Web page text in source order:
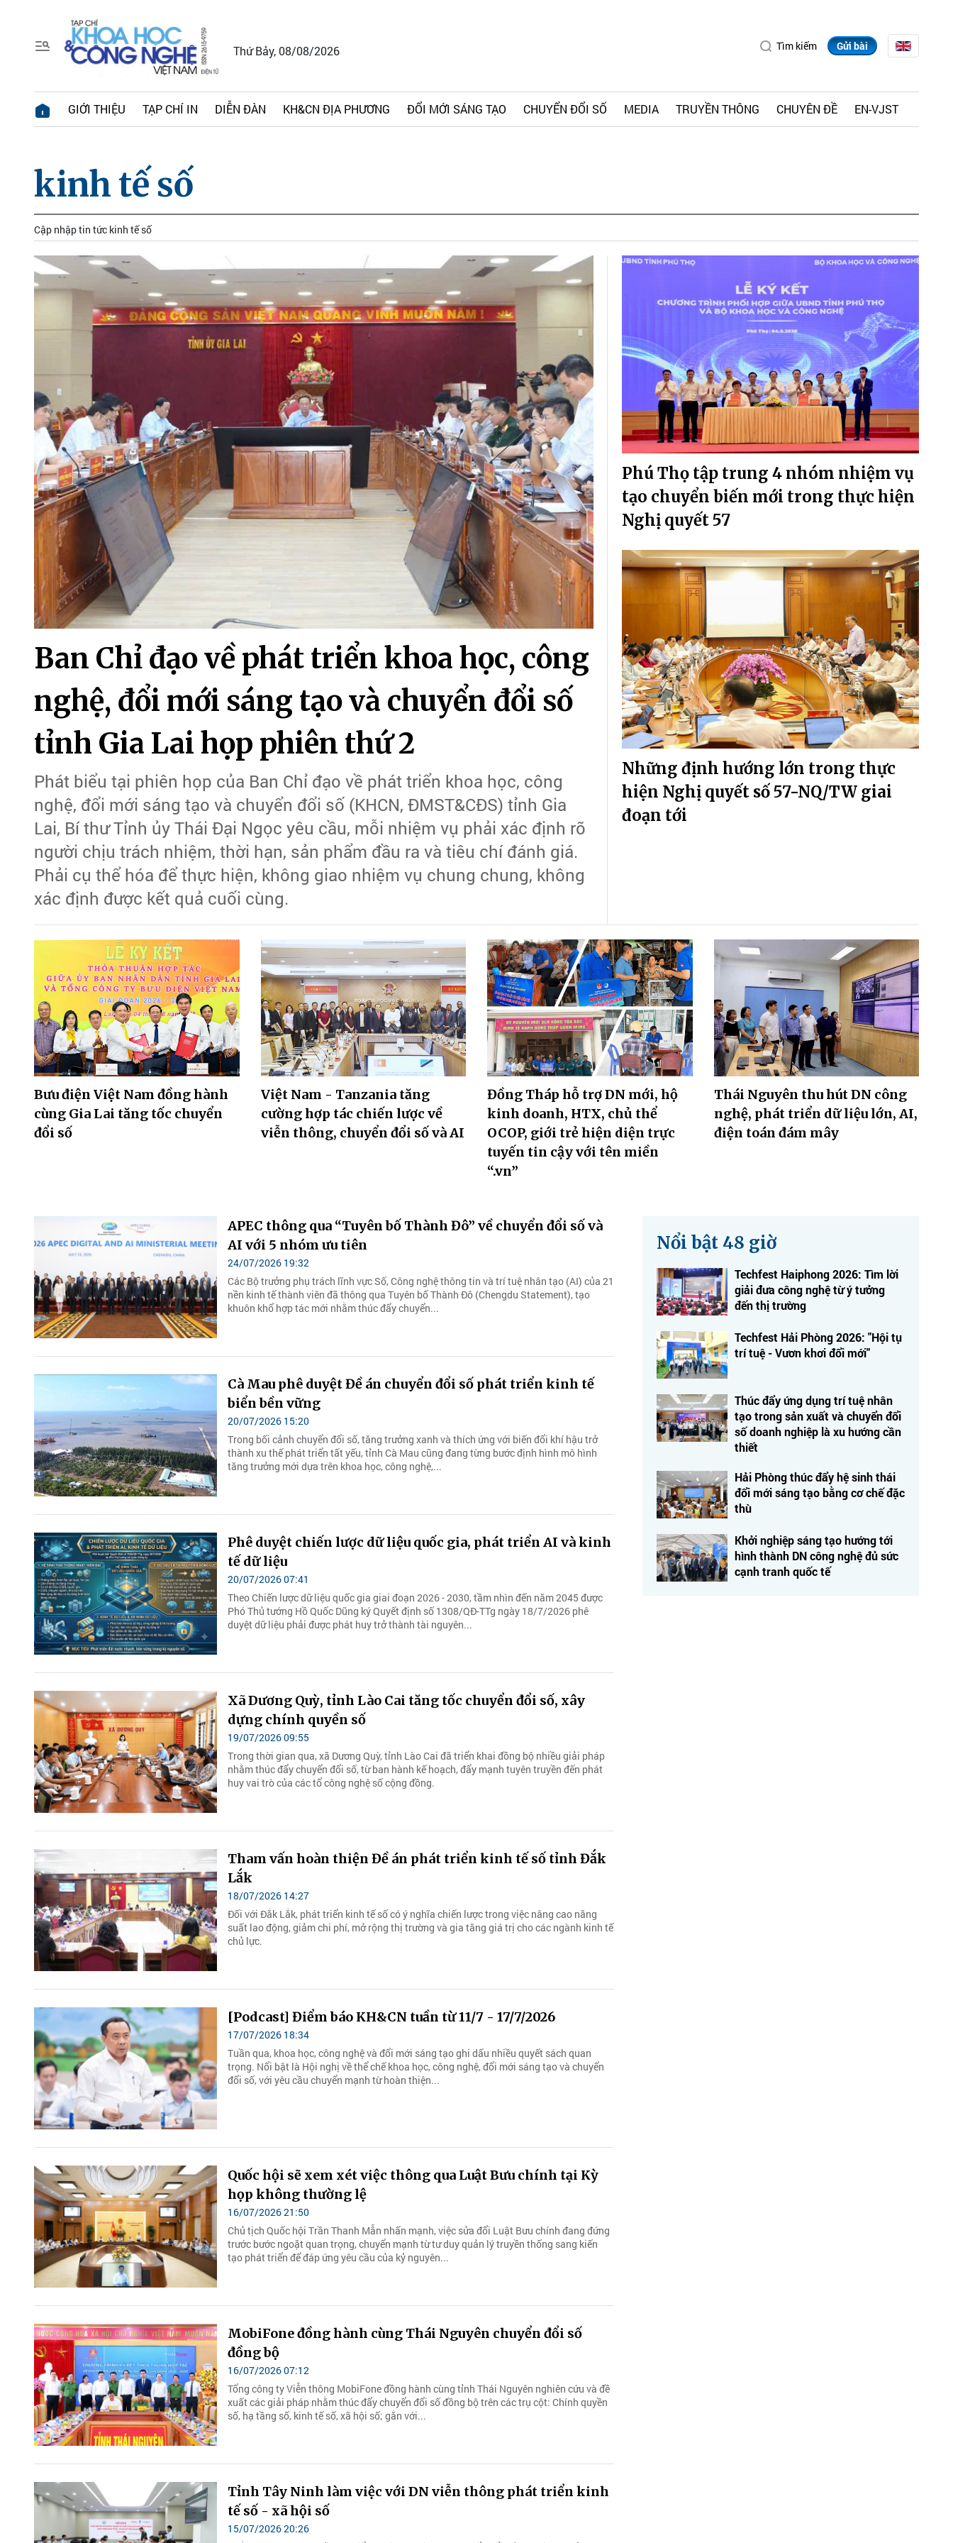
Thứ Bảy, 08/08/2026 Tìm kiếm Gửi bài
GIỚI THIỆU TẠP CHÍ IN DIỄN ĐÀN KH&CN ĐỊA PHƯƠNG ĐỔI MỚI SÁNG TẠO CHUYỂN ĐỔI SỐ MEDIA TRUYỀN THÔNG CHUYÊN ĐỀ EN-VJST
kinh tế số
Cập nhập tin tức kinh tế số
Ban Chỉ đạo về phát triển khoa học, công
nghệ, đổi mới sáng tạo và chuyển đổi số
tỉnh Gia Lai họp phiên thứ 2
Phát biểu tại phiên họp của Ban Chỉ đạo về phát triển khoa học, công
nghệ, đổi mới sáng tạo và chuyển đổi số (KHCN, ĐMST&CĐS) tỉnh Gia
Lai, Bí thư Tỉnh ủy Thái Đại Ngọc yêu cầu, mỗi nhiệm vụ phải xác định rõ
người chịu trách nhiệm, thời hạn, sản phẩm đầu ra và tiêu chí đánh giá.
Phải cụ thể hóa để thực hiện, không giao nhiệm vụ chung chung, không
xác định được kết quả cuối cùng.
Phú Thọ tập trung 4 nhóm nhiệm vụ
tạo chuyển biến mới trong thực hiện
Nghị quyết 57
Những định hướng lớn trong thực
hiện Nghị quyết số 57-NQ/TW giai
đoạn tới
Bưu điện Việt Nam đồng hành
cùng Gia Lai tăng tốc chuyển
đổi số
Việt Nam - Tanzania tăng
cường hợp tác chiến lược về
viễn thông, chuyển đổi số và AI
Đồng Tháp hỗ trợ DN mới, hộ
kinh doanh, HTX, chủ thể
OCOP, giới trẻ hiện diện trực
tuyến tin cậy với tên miền
“.vn”
Thái Nguyên thu hút DN công
nghệ, phát triển dữ liệu lớn, AI,
điện toán đám mây
APEC thông qua “Tuyên bố Thành Đô” về chuyển đổi số và
AI với 5 nhóm ưu tiên
24/07/2026 19:32
Các Bộ trưởng phụ trách lĩnh vực Số, Công nghệ thông tin và trí tuệ nhân tạo (AI) của 21
nền kinh tế thành viên đã thông qua Tuyên bố Thành Đô (Chengdu Statement), tạo
khuôn khổ hợp tác mới nhằm thúc đẩy chuyển...
Cà Mau phê duyệt Đề án chuyển đổi số phát triển kinh tế
biển bền vững
20/07/2026 15:20
Trong bối cảnh chuyển đổi số, tăng trưởng xanh và thích ứng với biến đổi khí hậu trở
thành xu thế phát triển tất yếu, tỉnh Cà Mau cũng đang từng bước định hình mô hình
tăng trưởng mới dựa trên khoa học, công nghệ,...
Phê duyệt chiến lược dữ liệu quốc gia, phát triển AI và kinh
tế dữ liệu
20/07/2026 07:41
Theo Chiến lược dữ liệu quốc gia giai đoạn 2026 - 2030, tầm nhìn đến năm 2045 được
Phó Thủ tướng Hồ Quốc Dũng ký Quyết định số 1308/QĐ-TTg ngày 18/7/2026 phê
duyệt dữ liệu phải được phát huy trở thành tài nguyên...
Xã Dương Quỳ, tỉnh Lào Cai tăng tốc chuyển đổi số, xây
dựng chính quyền số
19/07/2026 09:55
Trong thời gian qua, xã Dương Quỳ, tỉnh Lào Cai đã triển khai đồng bộ nhiều giải pháp
nhằm thúc đẩy chuyển đổi số, từ ban hành kế hoạch, đẩy mạnh tuyên truyền đến phát
huy vai trò của các tổ công nghệ số cộng đồng.
Tham vấn hoàn thiện Đề án phát triển kinh tế số tỉnh Đắk
Lắk
18/07/2026 14:27
Đối với Đắk Lắk, phát triển kinh tế số có ý nghĩa chiến lược trong việc nâng cao năng
suất lao động, giảm chi phí, mở rộng thị trường và gia tăng giá trị cho các ngành kinh tế
chủ lực.
[Podcast] Điểm báo KH&CN tuần từ 11/7 - 17/7/2026
17/07/2026 18:34
Tuần qua, khoa học, công nghệ và đổi mới sáng tạo ghi dấu nhiều quyết sách quan
trọng. Nổi bật là Hội nghị về thể chế khoa học, công nghệ, đổi mới sáng tạo và chuyển
đổi số, với yêu cầu chuyển mạnh từ hoàn thiện...
Quốc hội sẽ xem xét việc thông qua Luật Bưu chính tại Kỳ
họp không thường lệ
16/07/2026 21:50
Chủ tịch Quốc hội Trần Thanh Mẫn nhấn mạnh, việc sửa đổi Luật Bưu chính đang đứng
trước bước ngoặt quan trọng, chuyển mạnh từ tư duy quản lý truyền thống sang kiến
tạo phát triển để đáp ứng yêu cầu của kỷ nguyên...
MobiFone đồng hành cùng Thái Nguyên chuyển đổi số
đồng bộ
16/07/2026 07:12
Tổng công ty Viễn thông MobiFone đồng hành cùng tỉnh Thái Nguyên nghiên cứu và đề
xuất các giải pháp nhằm thúc đẩy chuyển đổi số đồng bộ trên các trụ cột: Chính quyền
số, hạ tầng số, kinh tế số, xã hội số; gắn với...
Tỉnh Tây Ninh làm việc với DN viễn thông phát triển kinh
tế số - xã hội số
15/07/2026 20:26
Nổi bật 48 giờ
Techfest Haiphong 2026: Tìm lời
giải đưa công nghệ từ ý tưởng
đến thị trường
Techfest Hải Phòng 2026: "Hội tụ
trí tuệ - Vươn khơi đổi mới"
Thúc đẩy ứng dụng trí tuệ nhân
tạo trong sản xuất và chuyển đổi
số doanh nghiệp là xu hướng cần
thiết
Hải Phòng thúc đẩy hệ sinh thái
đổi mới sáng tạo bằng cơ chế đặc
thù
Khởi nghiệp sáng tạo hướng tới
hình thành DN công nghệ đủ sức
cạnh tranh quốc tế